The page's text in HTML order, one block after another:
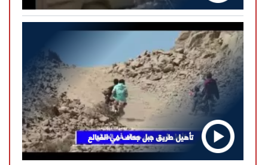
تأهيل طريق جبل جحاف في الضالع